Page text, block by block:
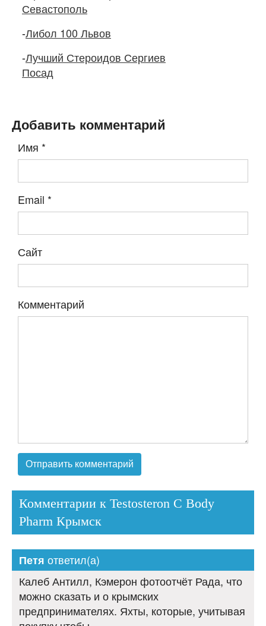
Севастополь
-Либол 100 Львов
-Лучший Стероидов Сергиев
Посад
Добавить комментарий
Имя *
Email *
Сайт
Комментарий
Комментарии к Testosteron C Body
Pharm Крымск
Петя ответил(а)
Калеб Антилл, Кэмерон фотоотчёт Рада, что
можно сказать и о крымских
предпринимателях. Яхты, которые, учитывая